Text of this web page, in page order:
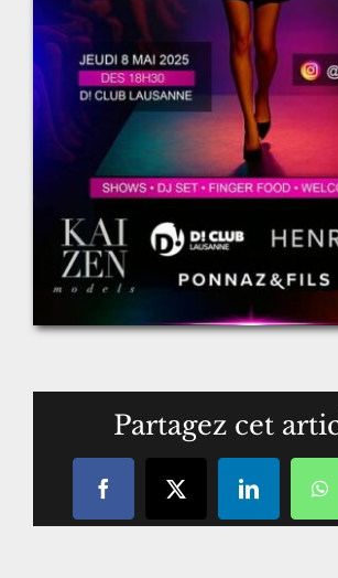
Partagez cet
FacebookX LinkedIn